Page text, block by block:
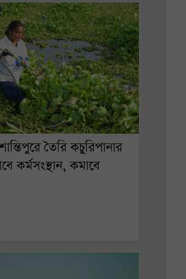
তৈরি কচুরিপানার
কর্মসংস্থান, কমাবে